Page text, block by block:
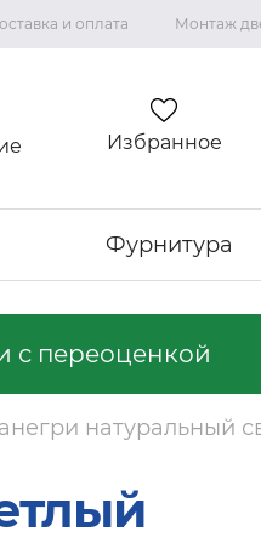
и оплата Монтаж
Избранное
Фурнитура
"ВИЛЛА"
двери
коллекций
двери
двери с
с переоценкой
натуральный